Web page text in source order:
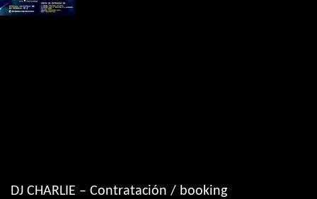
DJ CHARLIE – Contratación / booking